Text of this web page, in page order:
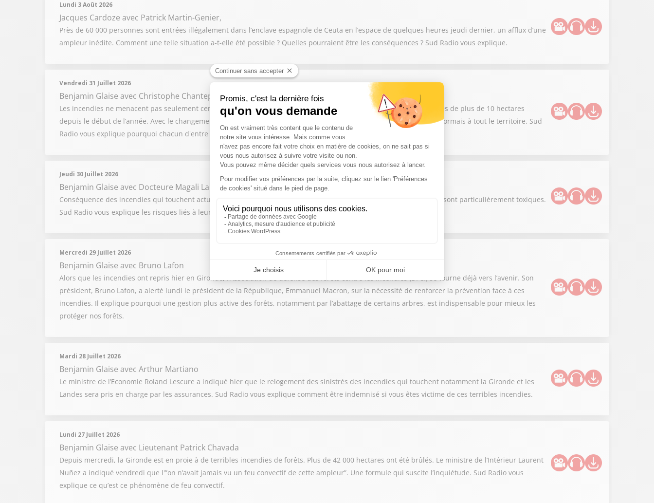
Lundi 3 Août 2026
Jacques Cardoze avec Patrick Martin-Genier,
Près de 60 000 personnes sont entrées illégalement dans l’enclave espagnole de Ceuta en l’espace de quelques heures jeudi dernier, un afflux d’une
ampleur inédite. Comment une telle situation a-t-elle été possible ? Quelles pourraient être les conséquences ? Sud Radio vous explique.
Vendredi 31 Juillet 2026
Benjamin Glaise avec Christophe Chantepy
Les incendies ne menacent pas seulement certaines régions. Plus de 80 départements ont été touchés à des incendies de plus de 10 hectares
depuis le début de l’année. Avec le changement climatique, la sécheresse et les fortes chaleurs, le risque s'étend désormais à tout le territoire. Sud
Radio vous explique pourquoi chacun d'entre nous est concerné.
Jeudi 30 Juillet 2026
Benjamin Glaise avec Docteure Magali Labadie
Conséquence des incendies qui touchent actuellement la Gironde, le Var ou encore les Landes, les fumées dégagées sont particulièrement toxiques.
Sud Radio vous explique les risques liés à leur inhalation, mais aussi les gestes à adopter pour vous protéger.
Mercredi 29 Juillet 2026
Benjamin Glaise avec Bruno Lafon
Alors que les incendies ont repris hier en Gironde, l’Association de défense des forêts contre les incendies (DFCI) se tourne déjà vers l’avenir. Son
président, Bruno Lafon, a alerté lundi le président de la République, Emmanuel Macron, sur la nécessité de renforcer la prévention face à ces
incendies. Il explique pourquoi une gestion plus active des forêts, notamment par l’abattage de certains arbres, est indispensable pour mieux les
protéger nos forêts.
Mardi 28 Juillet 2026
Benjamin Glaise avec Arthur Martiano
Le ministre de l’Economie Roland Lescure a indiqué hier que le relogement des sinistrés des incendies qui touchent notamment la Gironde et les
Landes sera pris en charge par les assurances. Sud Radio vous explique comment être indemnisé si vous êtes victime de ces terribles incendies.
Lundi 27 Juillet 2026
Benjamin Glaise avec Lieutenant Patrick Chavada
Depuis mercredi, la Gironde est en proie à de terribles incendies de forêts. Plus de 42 000 hectares ont été brûlés. Le ministre de l’Intérieur Laurent
Nuñez a indiqué vendredi que l'”on n’avait jamais vu un feu convectif de cette ampleur”. Une formule qui suscite l’inquiétude. Sud Radio vous
explique ce qu’est ce phénomène de feu convectif.